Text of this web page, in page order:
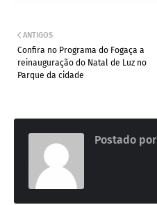
ANTIGOS
Confira no Programa do Fogaça a
reinauguração do Natal de Luz no
Parque da cidade
Postado por